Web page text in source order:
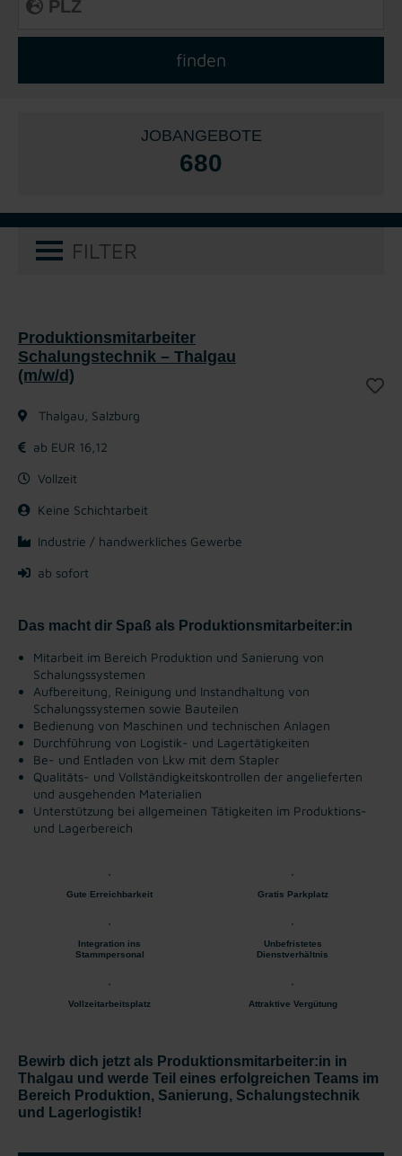
JOBANGEBOTE
680
FILTER
Produktionsmitarbeiter
Schalungstechnik – Thalgau
(m/w/d)
Thalgau, Salzburg
ab EUR 16,12
Vollzeit
Keine Schichtarbeit
Industrie / handwerkliches Gewerbe
ab sofort
Das macht dir Spaß als Produktionsmitarbeiter:in
Mitarbeit im Bereich Produktion und Sanierung von
Schalungssystemen
Aufbereitung, Reinigung und Instandhaltung von
Schalungssystemen sowie Bauteilen
Bedienung von Maschinen und technischen Anlagen
Durchführung von Logistik- und Lagertätigkeiten
Be- und Entladen von Lkw mit dem Stapler
Qualitäts- und Vollständigkeitskontrollen der angelieferten
und ausgehenden Materialien
Unterstützung bei allgemeinen Tätigkeiten im Produktions-
und Lagerbereich
Gute Erreichbarkeit Gratis Parkplatz
Integration ins
Stammpersonal
Unbefristetes
Dienstverhältnis
Vollzeitarbeitsplatz Attraktive Vergütung
Bewirb dich jetzt als Produktionsmitarbeiter:in in
Thalgau und werde Teil eines erfolgreichen Teams im
Bereich Produktion, Sanierung, Schalungstechnik
und Lagerlogistik!